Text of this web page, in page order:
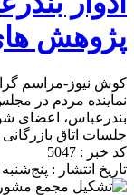
پژوهش
کوش نیوز-مراسم
نماینده مردم در
بندرعباس، اعضای
جلسات اتاق
کد خبر : 5047
تاریخ انتشار : پنج‌شنبه 2 می 2024 - 16:09